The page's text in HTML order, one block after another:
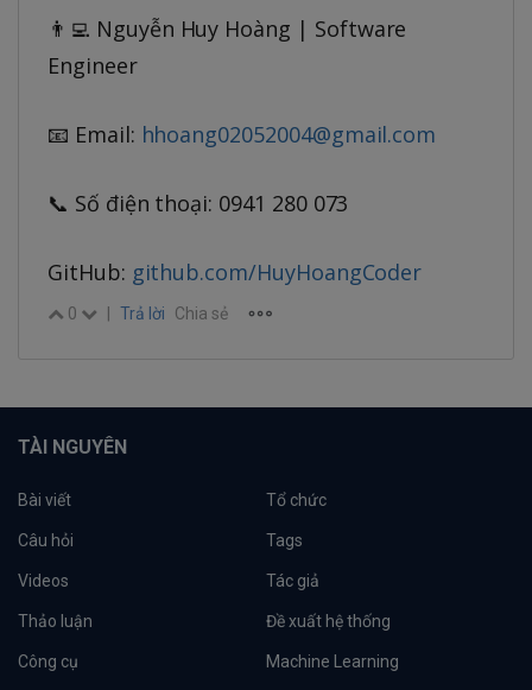
👨‍💻 Nguyễn Huy Hoàng | Software
Engineer
📧 Email: hhoang02052004@gmail.com
📞 Số điện thoại: 0941 280 073
GitHub: github.com/HuyHoangCoder
0 Trả lời Chia sẻ
TÀI NGUYÊN
Bài viết Tổ chức
Câu hỏi Tags
Videos Tác giả
Thảo luận Đề xuất hệ thống
Công cụ Machine Learning